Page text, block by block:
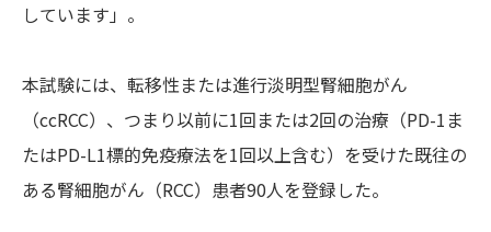
しています」。
本試験には、転移性または進行淡明型腎細胞がん
（ccRCC）、つまり以前に1回または2回の治療（PD-1ま
たはPD-L1標的免疫療法を1回以上含む）を受けた既往の
ある腎細胞がん（RCC）患者90人を登録した。